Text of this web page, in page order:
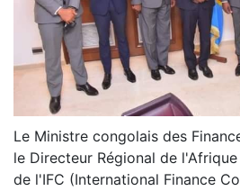
Le Ministre congolais des
le Directeur Régional de
de l'IFC (International Finance